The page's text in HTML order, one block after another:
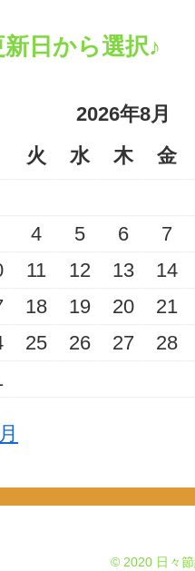
新日から選択♪
2026年8月
火 水 木 金
4 5 6 7
11 12 13 14
18 19 20 21
25 26 27 28
© 2020 日々